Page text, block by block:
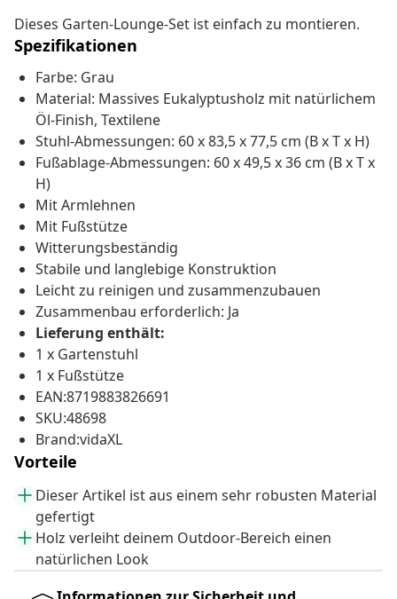
Dieses Garten-Lounge-Set ist einfach zu montieren.
Spezifikationen
Farbe: Grau
Material: Massives Eukalyptusholz mit natürlichem
Öl-Finish, Textilene
Stuhl-Abmessungen: 60 x 83,5 x 77,5 cm (B x T x H)
Fußablage-Abmessungen: 60 x 49,5 x 36 cm (B x T x
H)
Mit Armlehnen
Mit Fußstütze
Witterungsbeständig
Stabile und langlebige Konstruktion
Leicht zu reinigen und zusammenzubauen
Zusammenbau erforderlich: Ja
Lieferung enthält:
1 x Gartenstuhl
1 x Fußstütze
EAN:8719883826691
SKU:48698
Brand:vidaXL
Vorteile
Dieser Artikel ist aus einem sehr robusten Material
gefertigt
Holz verleiht deinem Outdoor-Bereich einen
natürlichen Look